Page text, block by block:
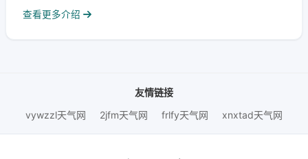
查看更多介绍
友情链接
vywzzl天气网
2jfm天气网 frlfy天气网 xnxtad天气网